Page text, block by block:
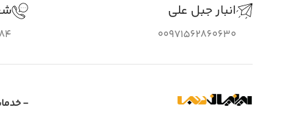
انبار جبل علی
00971562860630
-